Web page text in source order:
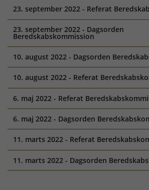
23. september 2022 - Referat
23. september 2022 - Dagsorden
Beredskabskommission
10. august 2022 - Dagsorden
10. august 2022 - Referat
6. maj 2022 - Referat
6. maj 2022 - Dagsorden
11. marts 2022 - Referat
11. marts 2022 - Dagsorden